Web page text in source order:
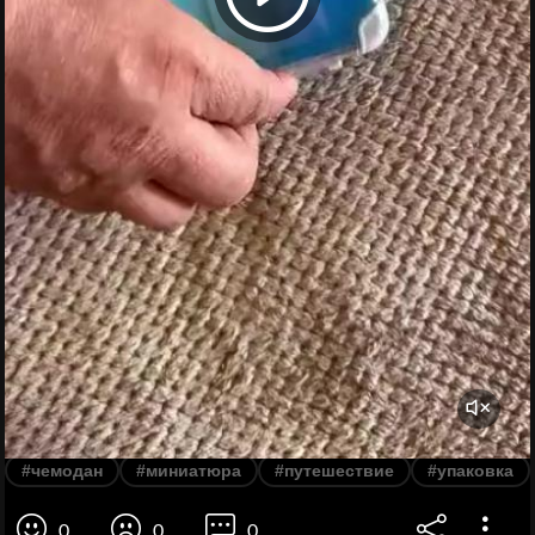
#чемодан #миниатюра #путешествие #упаковка
0 0 0